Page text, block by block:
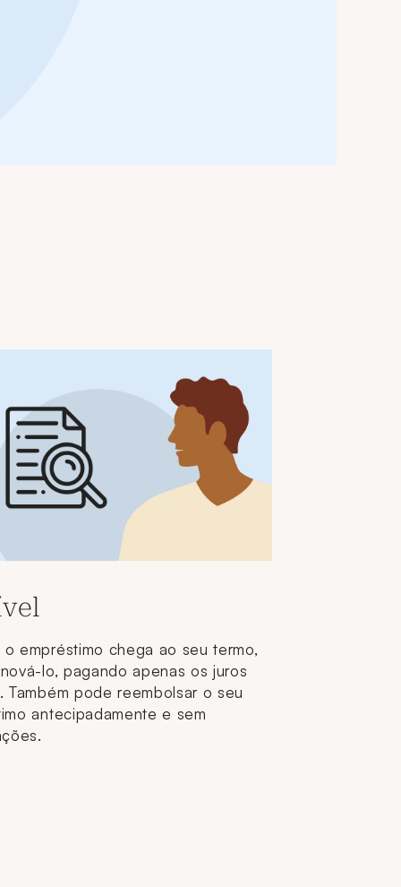
o empréstimo chega ao seu termo,
lo, pagando apenas os juros
Também pode reembolsar o seu
antecipadamente e sem